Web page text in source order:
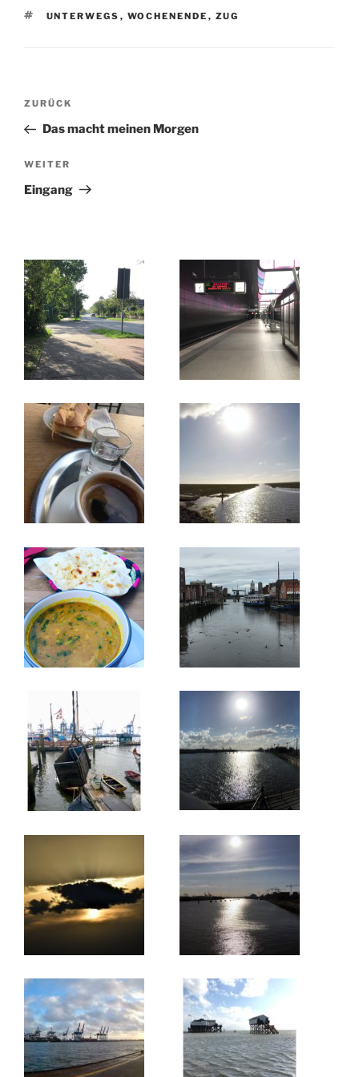
SCHLAGWÖRTER
UNTERWEGS , WOCHENENDE , ZUG
Beitragsnavigation
Vorheriger
Beitrag
ZURÜCK
Das macht meinen Morgen
Nächster
Beitrag
WEITER
Eingang